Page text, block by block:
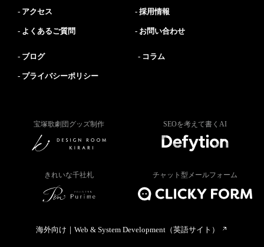
アクセス 採用情報
よくあるご質問 お問い合わせ
ブログ コラム
プライバシーポリシー
宝塚歌劇団グッズ制作 SEOを考えて書くAI
きれいな千社札 チャット型メールフォーム
海外向け｜Web & System Development（英語サイト）